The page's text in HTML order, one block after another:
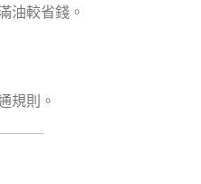
油較省錢。
規則。